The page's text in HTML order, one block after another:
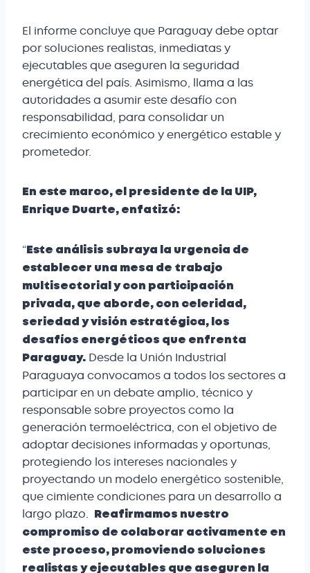
El informe concluye que Paraguay debe optar
por soluciones realistas, inmediatas y
ejecutables que aseguren la seguridad
energética del país. Asimismo, llama a las
autoridades a asumir este desafío con
responsabilidad, para consolidar un
crecimiento económico y energético estable y
prometedor.
En este marco, el presidente de la UIP,
Enrique Duarte, enfatizó:
“ Este análisis subraya la urgencia de
establecer una mesa de trabajo
multisectorial y con participación
privada, que aborde, con celeridad,
seriedad y visión estratégica, los
desafíos energéticos que enfrenta
Paraguay. Desde la Unión Industrial
Paraguaya convocamos a todos los sectores a
participar en un debate amplio, técnico y
responsable sobre proyectos como la
generación termoeléctrica, con el objetivo de
adoptar decisiones informadas y oportunas,
protegiendo los intereses nacionales y
proyectando un modelo energético sostenible,
que cimiente condiciones para un desarrollo a
largo plazo.
Reafirmamos nuestro
compromiso de colaborar activamente en
este proceso, promoviendo soluciones
realistas y ejecutables que aseguren la